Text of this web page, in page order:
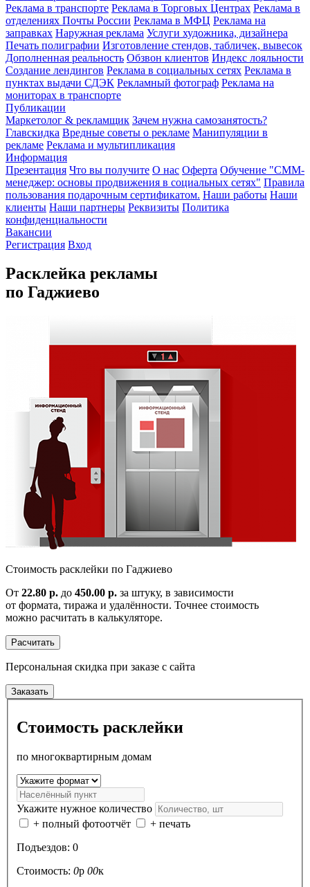
Реклама в транспорте Реклама в Торговых Центрах Реклама в
отделениях Почты России Реклама в МФЦ Реклама на
заправках Наружная реклама Услуги художника, дизайнера
Печать полиграфии Изготовление стендов, табличек, вывесок
Дополненная реальность Обзвон клиентов Индекс лояльности
Создание лендингов Реклама в социальных сетях Реклама в
пунктах выдачи СДЭК Рекламный фотограф Реклама на
мониторах в транспорте
Публикации
Маркетолог & рекламщик Зачем нужна самозанятость?
Главскидка Вредные советы о рекламе Манипуляции в
рекламе Реклама и мультипликация
Информация
Презентация Что вы получите О нас Оферта Обучение "СМM-
менеджер: основы продвижения в социальных сетях" Правила
пользования подарочным сертификатом. Наши работы Наши
клиенты Наши партнеры Реквизиты Политика
конфиденциальности
Вакансии
Регистрация Вход
Расклейка рекламы
по Гаджиево
Cтоимость расклейки по Гаджиево
От 22.80 р. до 450.00 р. за штуку, в зависимости
от формата, тиража и удалённости. Точнее стоимость
можно расчитать в калькуляторе.
Расчитать
Персональная скидка при заказе с сайта
Заказать
Стоимость расклейки
по многоквартирным домам
Укажите нужное количество
+ полный фотоотчёт
+ печать
Подъездов: 0
Стоимость: 0р 00к